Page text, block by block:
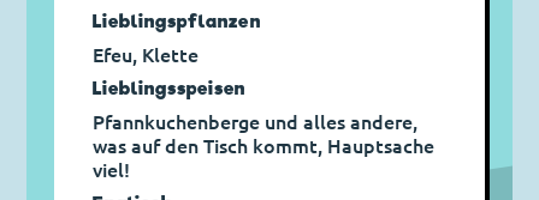
Lieblingspflanzen
Efeu, Klette
Lieblingsspeisen
Pfannkuchenberge und alles andere,
was auf den Tisch kommt, Hauptsache
viel!